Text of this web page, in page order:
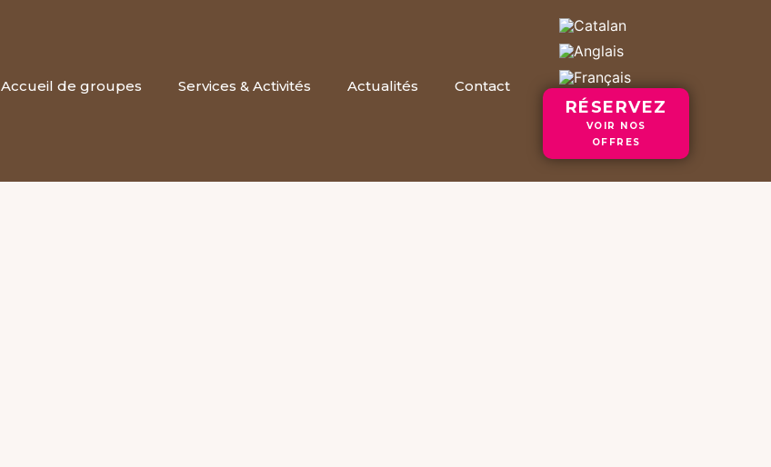
Accueil de groupes Services & Activités Actualités Contact
RÉSERVEZ
VOIR NOS
OFFRES